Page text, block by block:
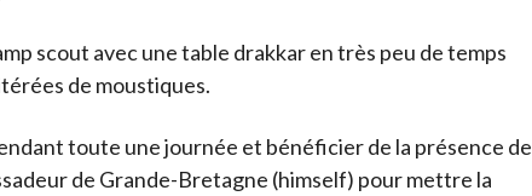
scout avec une table drakkar en très peu de temps
de moustiques.
toute une journée et bénéficier de la présence de
de Grande-Bretagne (himself) pour mettre la